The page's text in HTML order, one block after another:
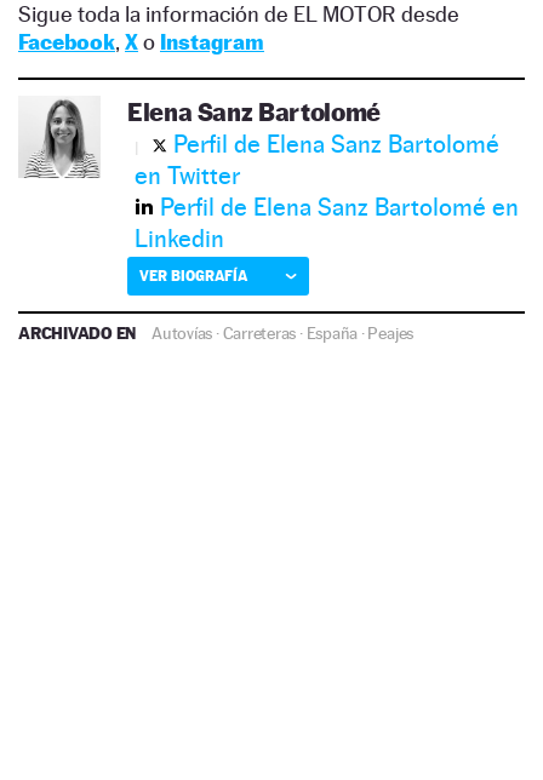
Sigue toda la información de EL MOTOR desde
Facebook, Xo Instagram
Elena Sanz Bartolomé
Perfil de Elena Sanz Bartolomé
en Twitter
Perfil de Elena Sanz Bartolomé en
Linkedin
VER BIOGRAFÍA
ARCHIVADO EN Autovías ·Carreteras · España ·Peajes